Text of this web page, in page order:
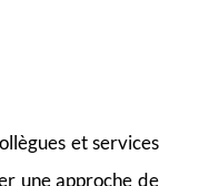
et services
une approche de